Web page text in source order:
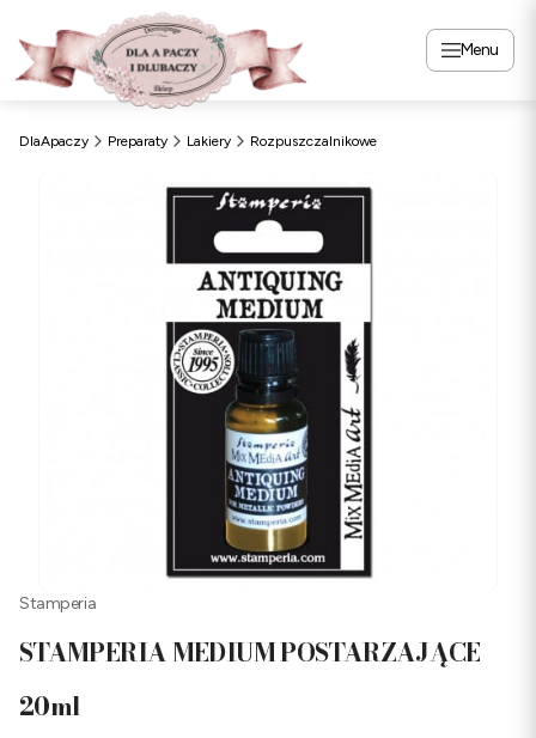
Menu
DlaApaczy Preparaty Lakiery Rozpuszczalnikowe
Stamperia
STAMPERIA MEDIUM POSTARZAJĄCE
20ml